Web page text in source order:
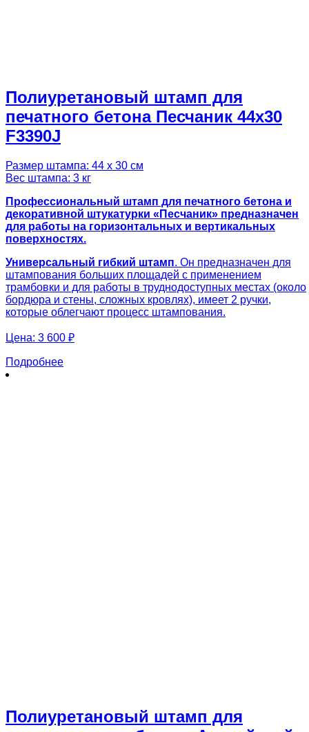
Полиуретановый штамп для
печатного бетона Песчаник 44х30
F3390J
Размер штампа: 44 х 30 см
Вес штампа: 3 кг
Профессиональный штамп для печатного бетона и
декоративной штукатурки «Песчаник» предназначен
для работы на горизонтальных и вертикальных
поверхностях.
Универсальный гибкий штамп. Он предназначен для
штампования больших площадей с применением
трамбовки и для работы в труднодоступных местах (около
бордюра и стены, сложных кровлях), имеет 2 ручки,
которые облегчают процесс штампования.
Цена: 3 600 ₽
Подробнее
Полиуретановый штамп для